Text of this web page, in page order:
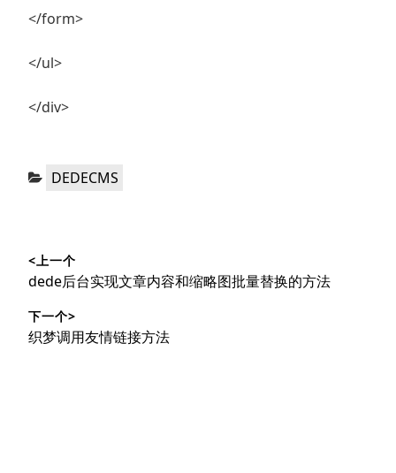
</form>
</ul>
</div>
分
DEDECMS
章
导
航
<上一个
上
文
章：
dede后台实现文章内容和缩略图批量替换的方法
下一个>
下
织梦调用友情链接方法